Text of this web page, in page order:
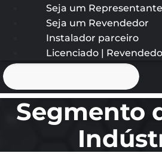
Seja um Representante
Seja um Revendedor
Instalador parceiro
Licenciado |
Segmento